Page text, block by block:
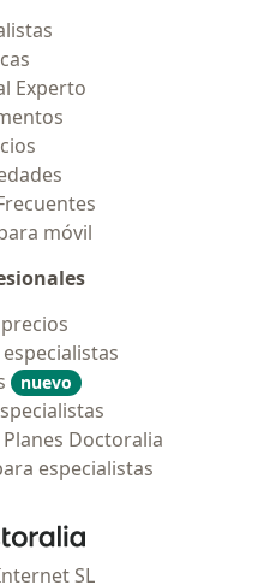
Experto
móvil
nuevo
Doctoralia
especialistas
- Página de inicio
SL